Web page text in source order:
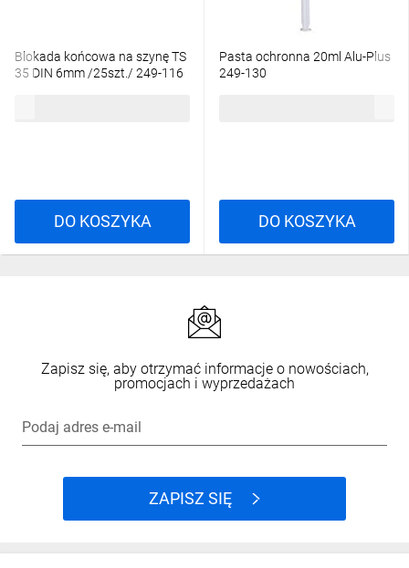
Blokada końcowa na szynę TS
35 DIN 6mm /25szt./ 249-116
DO KOSZYKA
Pasta ochronna 20ml Alu-Plus
249-130
DO KOSZYKA
Zapisz się, aby otrzymać informacje o nowościach,
promocjach i wyprzedażach
Podaj adres e-mail
ZAPISZ SIĘ